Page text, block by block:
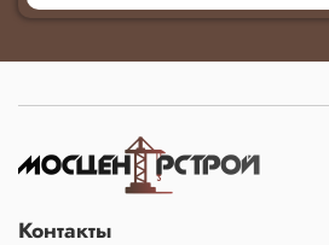
Контакты